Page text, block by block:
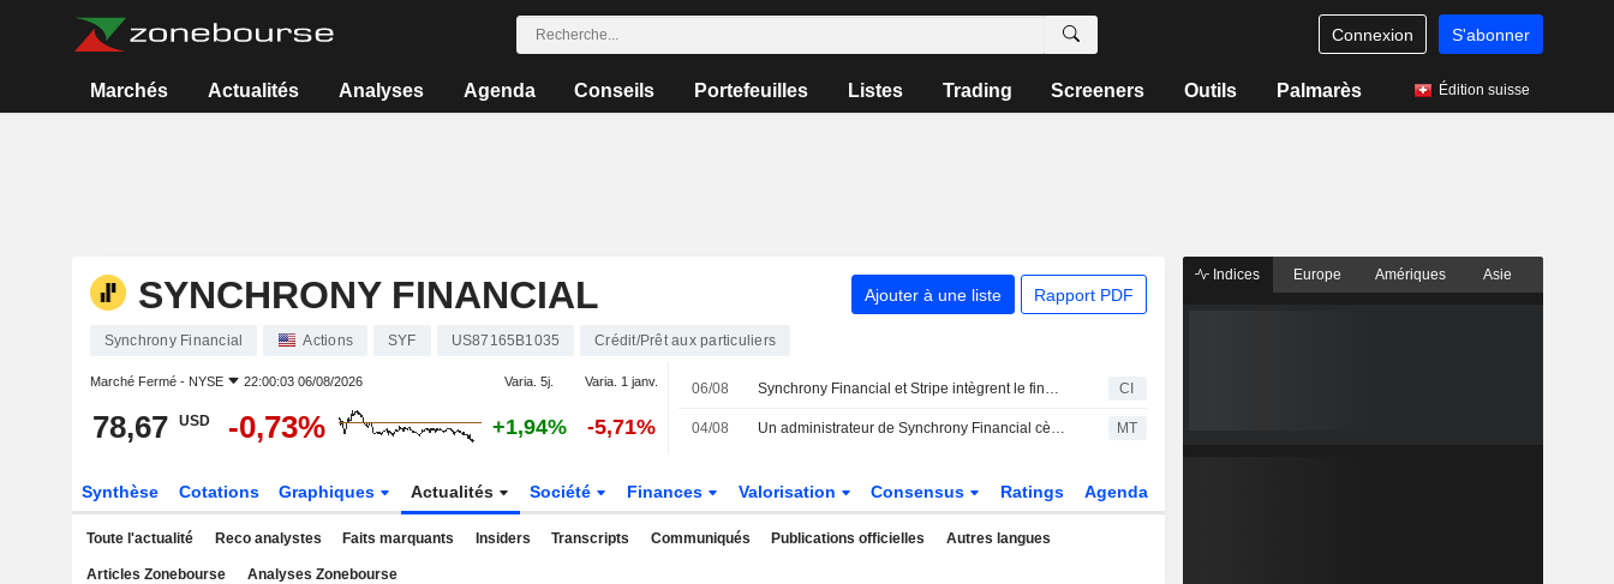
Connexion S'abonner
Marchés Actualités Analyses Agenda Conseils Portefeuilles Listes Trading Screeners Outils Palmarès Édition suisse
SYNCHRONY FINANCIAL Ajouter à une liste Rapport PDF
Synchrony Financial Actions SYF US87165B1035 Crédit/Prêt aux particuliers
Marché Fermé - NYSE 22:00:03 06/08/2026 Varia. 5j. Varia. 1 janv.
78,67 USD -0,73% +1,94% -5,71%
06/08 Synchrony Financial et Stripe intègrent le financement CareCredit pour les prestataires de santé et de bien-être CI
04/08 Un administrateur de Synchrony Financial cède pour 308 680 $ d'actions, selon un récent document de la SEC MT
Synthèse Cotations Graphiques Actualités Société Finances Valorisation Consensus Ratings Agenda
Toute l'actualité Reco analystes Faits marquants Insiders Transcripts Communiqués Publications officielles Autres langues
Articles Zonebourse Analyses Zonebourse
Indices Europe Amériques Asie